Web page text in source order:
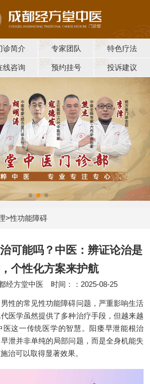
诊简介 专家团队 特色疗法
线咨询 预约挂号 投诉建议
>性功能障碍
可能吗？中医：辨证论治是
个性化方案来护航
经方堂中医 时间：：2025-08-25
性的常见性功能障碍问题，严重影响生活
医学虽然提供了多种治疗手段，但越来越
医这一传统医学的智慧。阳痿早泄能根治
泄并非单纯的局部问题，而是全身机能失
治可以取得显著效果。